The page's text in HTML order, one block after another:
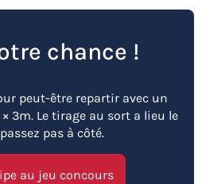
chance !
peut-être repartir avec un
3m. Le tirage au sort a lieu le
pas à côté.
au jeu concours